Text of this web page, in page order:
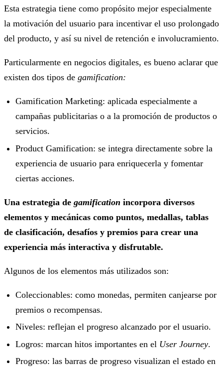
Esta estrategia tiene como propósito mejor especialmente
la motivación del usuario para incentivar el uso prolongado
del producto, y así su nivel de retención e involucramiento.
Particularmente en negocios digitales, es bueno aclarar que
existen dos tipos de gamification:
Gamification Marketing: aplicada especialmente a
campañas publicitarias o a la promoción de productos o
servicios.
Product Gamification: se integra directamente sobre la
experiencia de usuario para enriquecerla y fomentar
ciertas acciones.
Una estrategia de gamification incorpora diversos
elementos y mecánicas como puntos, medallas, tablas
de clasificación, desafíos y premios para crear una
experiencia más interactiva y disfrutable.
Algunos de los elementos más utilizados son:
Coleccionables: como monedas, permiten canjearse por
premios o recompensas.
Niveles: reflejan el progreso alcanzado por el usuario.
Logros: marcan hitos importantes en el User Journey.
Progreso: las barras de progreso visualizan el estado en